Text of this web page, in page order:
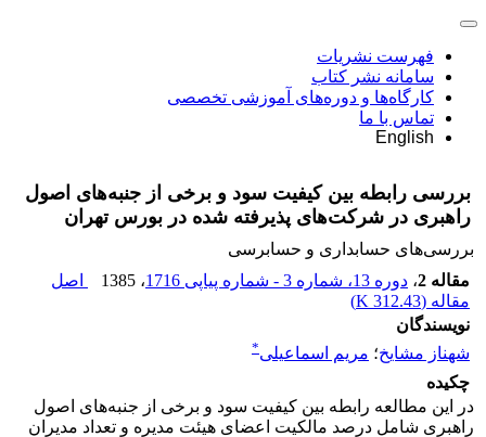
فهرست نشریات
سامانه نشر کتاب
کارگاه‌ها و دوره‌های آموزشی تخصصی
تماس با ما
English
بررسی رابطه بین کیفیت سود و برخی از جنبه‌های اصول
راهبری در شرکت‌های پذیرفته شده در بورس تهران
بررسی‏‌های حسابداری و حسابرسی
مقاله 2
، دوره 13، شماره 3 - شماره پیاپی 1716 ، 1385
اصل
مقاله (312.43 K
)
نویسندگان
شهناز مشایخ؛ مریم اسماعیلی*
چکیده
در این مطالعه رابطه بین کیفیت سود و برخی از جنبه‌های اصول
راهبری شامل درصد مالکیت اعضای هیئت مدیره و تعداد مدیران